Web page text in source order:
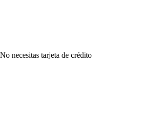
No necesitas tarjeta de crédito